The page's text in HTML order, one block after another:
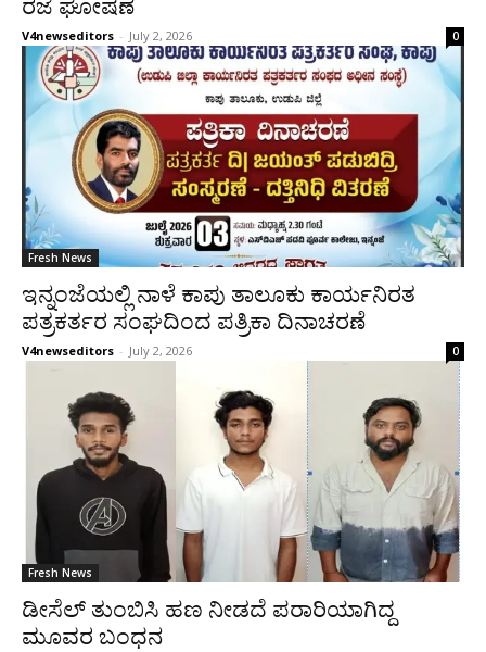
ರಜೆ ಘೋಷಣೆ
V4newseditors - July 2, 2026 0
Fresh News
ಇನ್ನಂಜೆಯಲ್ಲಿ ನಾಳೆ ಕಾಪು ತಾಲೂಕು ಕಾರ್ಯನಿರತ
ಪತ್ರಕರ್ತರ ಸಂಘದಿಂದ ಪತ್ರಿಕಾ ದಿನಾಚರಣೆ
V4newseditors - July 2, 2026 0
Fresh News
ಡೀಸೆಲ್ ತುಂಬಿಸಿ ಹಣ ನೀಡದೆ ಪರಾರಿಯಾಗಿದ್ದ
ಮೂವರ ಬಂಧನ